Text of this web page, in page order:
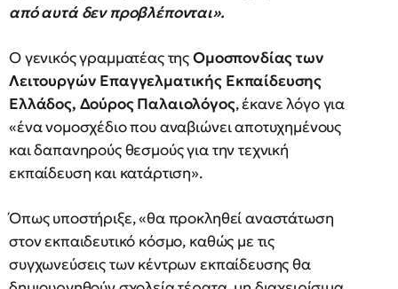
από αυτά δεν προβλέπονται».
Ο γενικός γραμματέας τηςΟμοσπονδίας των
Λειτουργών Επαγγελματικής Εκπαίδευσης
Ελλάδος, Δούρος Παλαιολόγος, έκανε λόγο για
«ένα νομοσχέδιο που αναβιώνει αποτυχημένους
και δαπανηρούς θεσμούς για την τεχνική
εκπαίδευση και κατάρτιση».
Όπως υποστήριξε, «θα προκληθεί αναστάτωση
στον εκπαιδευτικό κόσμο, καθώς με τις
συγχωνεύσεις των κέντρων εκπαίδευσης θα